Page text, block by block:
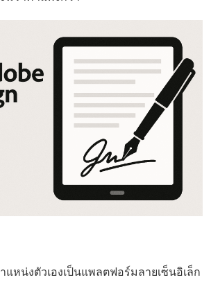
แหน่งตัวเองเป็นแพลตฟอร์มลายเซ็นอิเล็ก